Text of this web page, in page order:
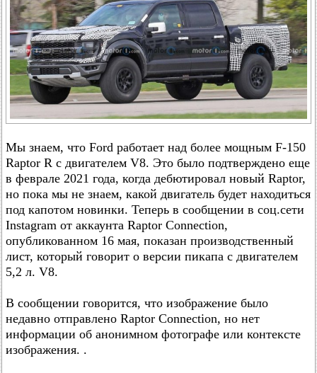
Мы знаем, что Ford работает над более мощным F-150
Raptor R с двигателем V8. Это было подтверждено еще
в феврале 2021 года, когда дебютировал новый Raptor,
но пока мы не знаем, какой двигатель будет находиться
под капотом новинки. Теперь в сообщении в соц.сети
Instagram от аккаунта Raptor Connection,
опубликованном 16 мая, показан производственный
лист, который говорит о версии пикапа с двигателем
5,2 л. V8.
В сообщении говорится, что изображение было
недавно отправлено Raptor Connection, но нет
информации об анонимном фотографе или контексте
изображения. .